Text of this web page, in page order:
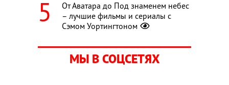
От Аватара до Под знаменем небес
– лучшие фильмы и сериалы с
Сэмом Уортингтоном
МЫ В СОЦСЕТЯХ